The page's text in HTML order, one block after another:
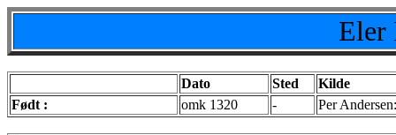
Eler
Dato Sted
Kilde
Født :
omk 1320 - Per